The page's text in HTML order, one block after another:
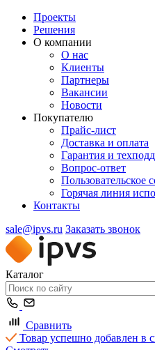
Проекты
Решения
О компании
О нас
Клиенты
Партнеры
Вакансии
Новости
Покупателю
Прайс-лист
Доставка и оплата
Гарантия и
Вопрос-ответ
Пользовательское
Горячая линия
Контакты
sale@ipvs.ru Заказать звонок
Каталог
Сравнить
Товар успешно добавлен в